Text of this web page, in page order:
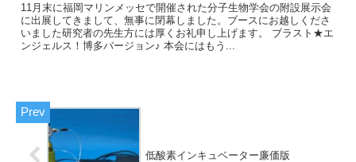
11月末に福岡マリンメッセで開催された分子生物学会の附設展示会
に出展してきまして、無事に閉幕しました。ブースにお越しくださ
いました研究者の先生方には厚くお礼申し上げます。 ブラスト★エ
ンジェルス！博多バージョン♪ 本会にはもう...
低酸素インキュベーター廉価版